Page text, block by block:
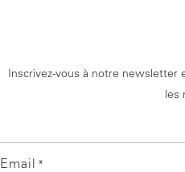
Inscrivez-vous à notre newsletter
les
Email *